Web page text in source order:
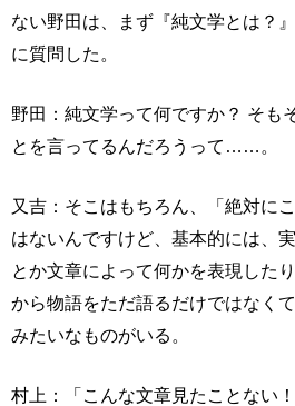
ない野田は、まず『純文学とは？
に質問した。
野田：純文学って何ですか？ そも
とを言ってるんだろうって……。
又吉：そこはもちろん、「絶対に
はないんですけど、基本的には、
とか文章によって何かを表現した
から物語をただ語るだけではなく
みたいなものがいる。
村上：「こんな文章見たことない